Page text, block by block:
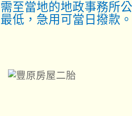
需至當地的地政事務所
最低，急用可當日撥款。